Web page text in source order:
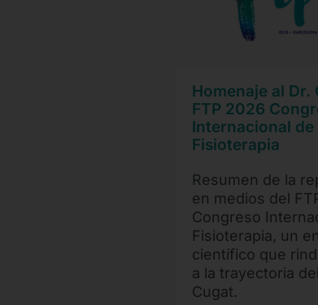
Homenaje al Dr.
FTP 2026
Internacional de
Fisioterapia
Resumen de la
en medios del
Congreso
Fisioterapia, un
científico que
a la trayectoria
Cugat.